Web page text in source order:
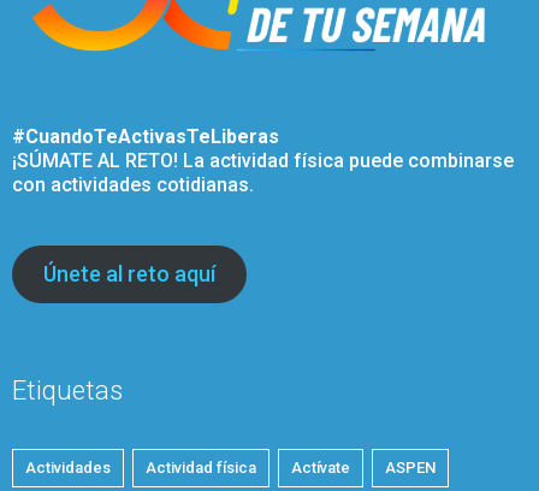
#CuandoTeActivasTeLiberas
¡SÚMATE AL RETO! La actividad física puede combinarse
con actividades cotidianas.
Únete al reto aquí
Etiquetas
Actividades Actividad física Actívate ASPEN